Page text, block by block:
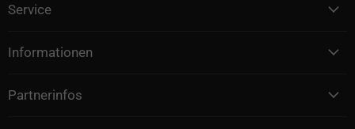
Service
Informationen
Partnerinfos